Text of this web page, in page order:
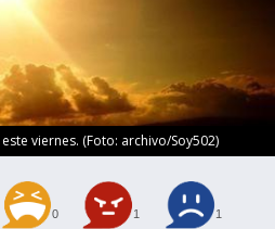
viernes. (Foto: archivo/Soy502)
0 1 1